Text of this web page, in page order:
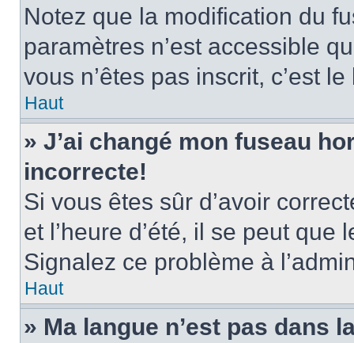
Notez que la modification du
paramètres n’est accessible
vous n’êtes pas inscrit, c’est
Haut
» J’ai changé mon fuseau
incorrecte!
Si vous êtes sûr d’avoir
et l’heure d’été, il se peut que
Signalez ce problème à
Haut
» Ma langue n’est pas dans